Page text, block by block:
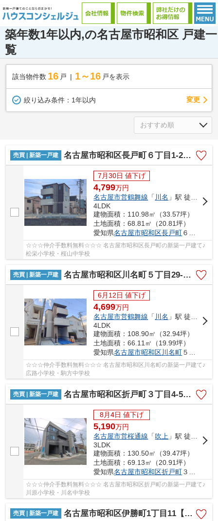
築年数1年以内,の名古屋市昭和区 戸建一
覧
該当物件数 16 戸 1～16 戸を表示
絞り込み条件： 1年以内 変更
売買 | 新築一戸建 名古屋市昭和区長戸町６丁目1-22『仲介料無料』新築戸建て
7月30日 値下げ
4,799万円
名古屋市営鶴舞線 「 川名 」駅 徒歩7分
4LDK
建物面積：110.98㎡（33.57坪）
土地面積：68.81㎡（20.81坪）
愛知県名古屋市昭和区長戸町６丁目1-22
☆☆☆仲介手数料無料☆☆☆ 名古屋市昭和区長戸町の新築一戸建て♪
松栄小学校・桜山中学校
売買 | 新築一戸建 名古屋市昭和区川名町５丁目29-3【仲介手数料無料】新築一戸建て 1号棟
6月12日 値下げ
4,699万円
名古屋市営鶴舞線 「 川名 」駅 徒歩7分
4LDK
建物面積：108.90㎡（32.94坪）
土地面積：66.11㎡（19.99坪）
愛知県名古屋市昭和区川名町５丁目29-3
☆☆☆仲介手数料無料☆☆☆ 名古屋市昭和区川名町の新築一戸建て♪
広路小学校・駒方中学校
売買 | 新築一戸建 名古屋市昭和区折戸町３丁目4-5【仲介手数料無料】新築一戸建て 1号棟
8月4日 値下げ
5,190万円
名古屋市営桜通線 「吹上 」駅 徒歩14分
3LDK
建物面積：130.50㎡（39.47坪）
土地面積：69.13㎡（20.91坪）
愛知県名古屋市昭和区折戸町３丁目4-5
☆☆☆仲介手数料無料☆☆☆ 名古屋市昭和区折戸町の新築一戸建て♪
川原小学校・川名中学校
売買 | 新築一戸建 名古屋市昭和区伊勝町1丁目11【仲介手数料無料】新築一戸建て 1号棟